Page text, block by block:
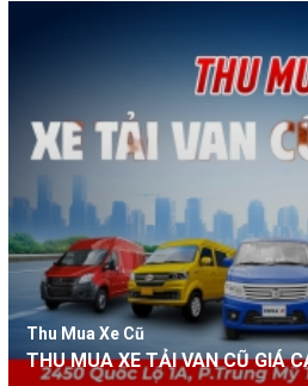
Thu Mua Xe Cũ
THU MUA XE TẢI VAN CŨ GIÁ